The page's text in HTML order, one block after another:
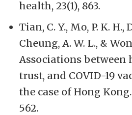
health, 23(1), 863.
Tian, C. Y., Mo, P. K. H.,
Cheung, A. W. L., &
Associations between
trust, and COVID-19
the case of Hong Kong.
562.